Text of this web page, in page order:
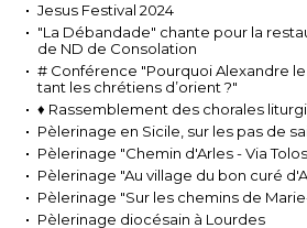
Jesus Festival 2024
"La Débandade" chante pour la
de ND de Consolation
# Conférence "Pourquoi Alexandre
tant les chrétiens d’orient ?"
♦ Rassemblement des chorales
Pèlerinage en Sicile, sur les pas de
Pèlerinage "Chemin d'Arles - Via
Pèlerinage "Au village du bon curé
Pèlerinage "Sur les chemins de
Pèlerinage diocésain à Lourdes